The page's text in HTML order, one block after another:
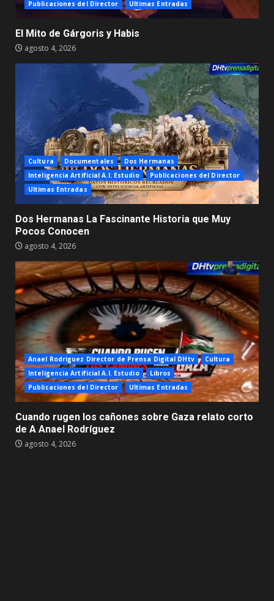
Publicaciones del Director
Ultimas Entradas
El Mito de Gárgoris y Habis
agosto 4, 2026
Cultura Documentales
Dos Hermanas
Inteligencia Artificial A.I. Estudio
Publicaciones del Director
Ultimas Entradas
Dos Hermanas La Fascinante Historia que Muy
Pocos Conocen
agosto 4, 2026
Anael Rodriguez Director de Prensa Digital DHtv
Cultura
Inteligencia Artificial A.I. Estudio
Libros
Publicaciones del Director
Ultimas Entradas
Cuando rugen los cañones sobre Gaza relato corto
de A Anael Rodríguez
agosto 4, 2026